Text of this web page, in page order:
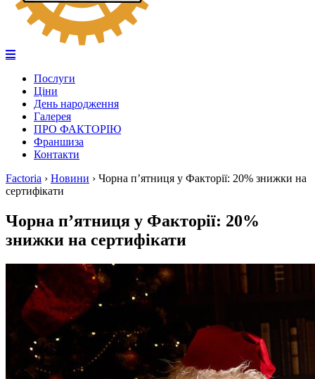
Послуги
Ціни
День народження
Галерея
ПРО ФАКТОРІЮ
Франшиза
Контакти
Factoria › Новини › Чорна пʼятниця у Факторії: 20% знижки на
сертифікати
Чорна пʼятниця у Факторії: 20%
знижки на сертифікати